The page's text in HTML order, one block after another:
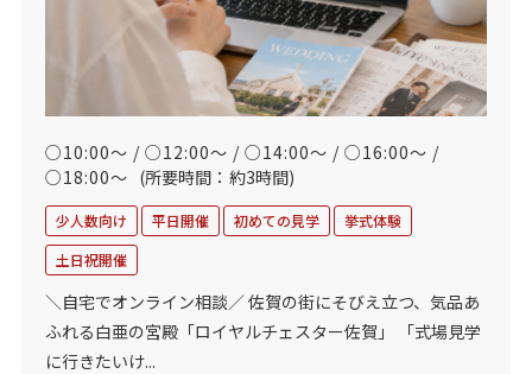
○10:00～ / ○12:00～ / ○14:00～ / ○16:00～ /
○18:00～ (所要時間：約3時間)
少人数向け 平日開催 初めての見学
挙式体験
土日祝開催
＼自宅でオンライン相談／ 佐賀の街にそびえ立つ、気品あ
ふれる白亜の宮殿「ロイヤルチェスター佐賀」 「式場見学
に行きたいけ...